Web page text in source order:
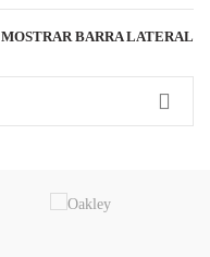
MOSTRAR BARRA LATERAL